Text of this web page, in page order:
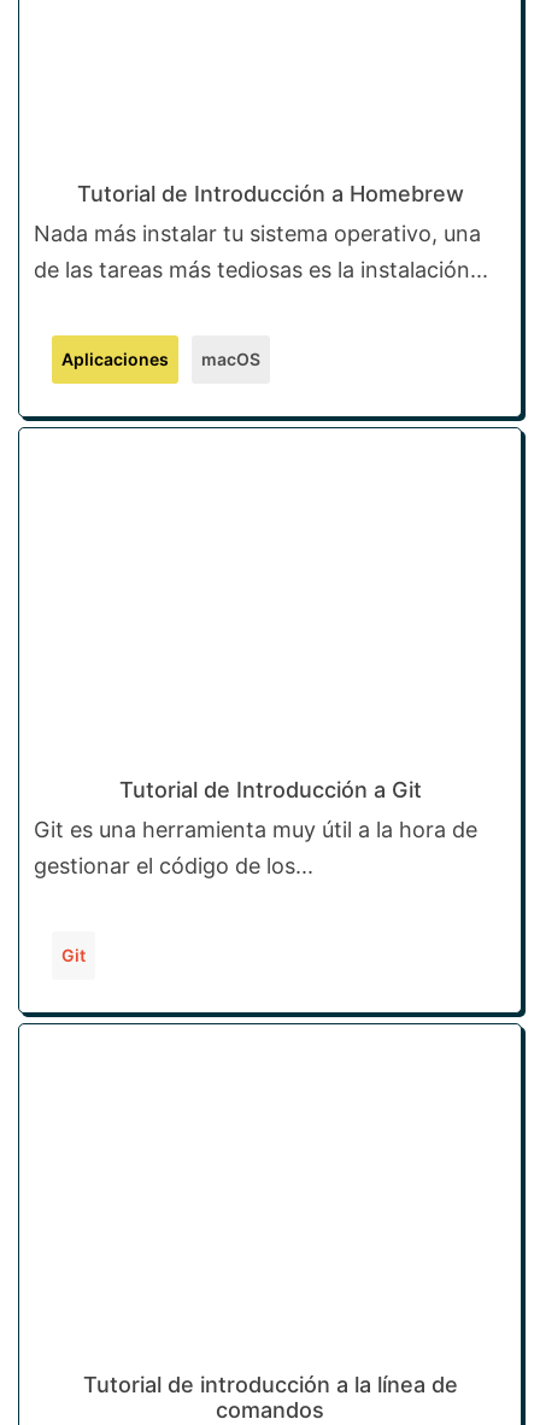
Tutorial de Introducción a Homebrew
Nada más instalar tu sistema operativo, una
de las tareas más tediosas es la instalación...
Aplicaciones macOS
Tutorial de Introducción a Git
Git es una herramienta muy útil a la hora de
gestionar el código de los...
Git
Tutorial de introducción a la línea de
comandos